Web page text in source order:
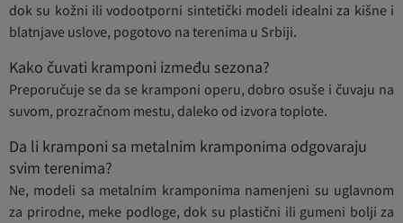
dok su kožni ili vodootporni sintetički modeli idealni za kišne i
blatnjave uslove, pogotovo na terenima u Srbiji.
Kako čuvati kramponi između sezona?
Preporučuje se da se kramponi operu, dobro osuše i čuvaju na
suvom, prozračnom mestu, daleko od izvora toplote.
Da li kramponi sa metalnim kramponima odgovaraju
svim terenima?
Ne, modeli sa metalnim kramponima namenjeni su uglavnom
za prirodne, meke podloge, dok su plastični ili gumeni bolji za